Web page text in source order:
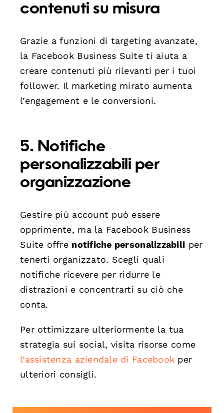
contenuti su misura
Grazie a funzioni di targeting avanzate,
la Facebook Business Suite ti aiuta a
creare contenuti più rilevanti per i tuoi
follower. Il marketing mirato aumenta
l’engagement e le conversioni.
5. Notifiche
personalizzabili per
organizzazione
Gestire più account può essere
opprimente, ma la Facebook Business
Suite offre notifiche personalizzabili per
tenerti organizzato. Scegli quali
notifiche ricevere per ridurre le
distrazioni e concentrarti su ciò che
conta.
Per ottimizzare ulteriormente la tua
strategia sui social, visita risorse come
l’assistenza aziendale di Facebook per
ulteriori consigli.